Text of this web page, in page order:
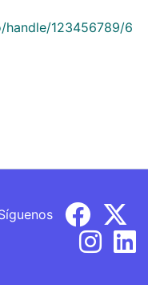
handle/123456789/6